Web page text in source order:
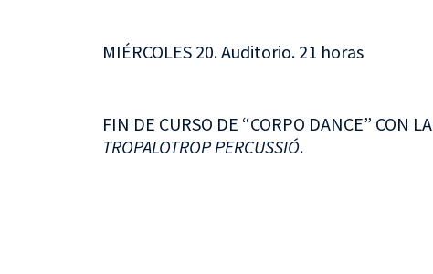
MIÉRCOLES 20. Auditorio. 21 horas
FIN DE CURSO DE “CORPO DANCE” CON
TROPALOTROP PERCUSSIÓ.